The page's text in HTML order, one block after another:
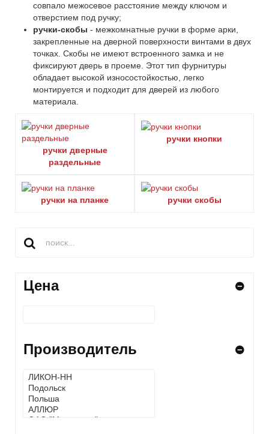
совпало межосевое расстояние между ключом и
отверстием под ручку;
ручки-скобы - межкомнатные ручки в форме арки,
закрепленные на дверной поверхности винтами в двух
точках. Скобы не имеют встроенного замка и не
фиксируют дверь в проеме. Этот тип фурнитуры
обладает высокой износостойкостью, легко
монтируется и подходит для дверей из любого
материала.
ручки дверные
раздельные
ручки кнопки
ручки на планке ручки скобы
Цена
Производитель